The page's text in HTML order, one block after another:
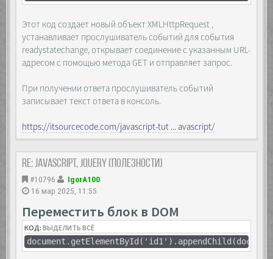
Этот код создает новый объект XMLHttpRequest ,
устанавливает прослушиватель событий для события
readystatechange, открывает соединение с указанным URL-
адресом с помощью метода GET и отправляет запрос.
При получении ответа прослушиватель событий
записывает текст ответа в консоль.
https://itsourcecode.com/javascript-tut ... avascript/
Re: JavaScript, Jquery (полезности)
#10796
IgorA100
16 мар 2025, 11:55
Переместить блок в DOM
КОД:ВЫДЕЛИТЬ ВСЁ